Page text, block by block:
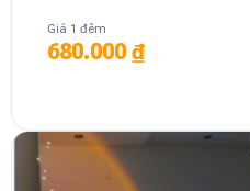
Giá 1 đêm
680.000 ₫